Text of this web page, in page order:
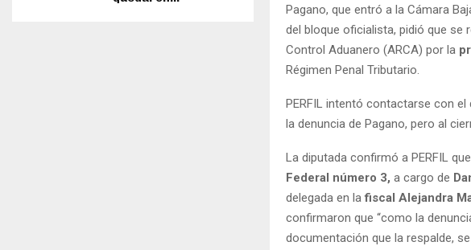
Pagano, que entró a la Cámara
del bloque oficialista, pidió que se
Control Aduanero (ARCA) por la
Régimen Penal Tributario.
PERFIL intentó contactarse con
la denuncia de Pagano, pero al
La diputada confirmó a PERFIL
Federal número 3, a cargo de
delegada en lafiscal Alejandra
confirmaron que “como la
documentación que la respalde,